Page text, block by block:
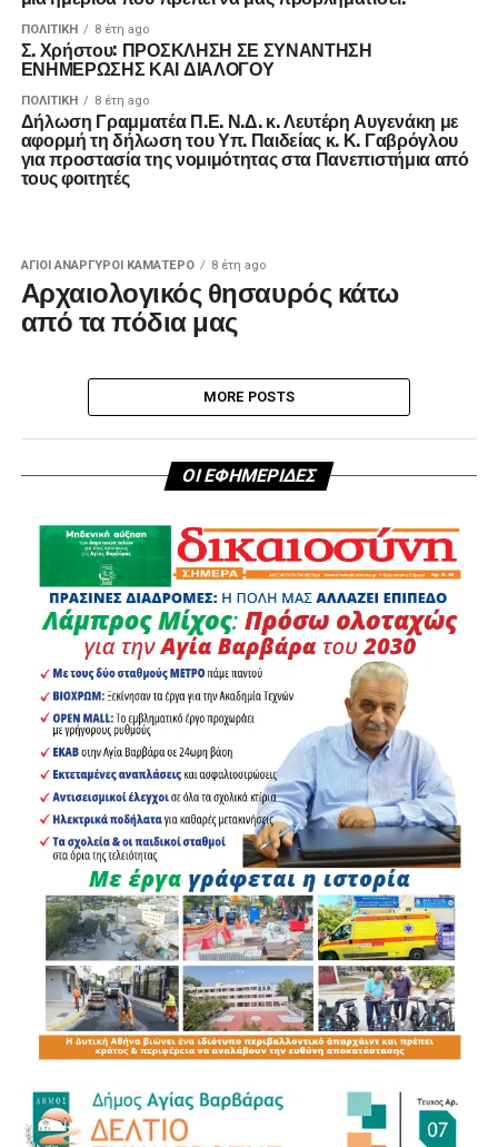
ΠΟΛΙΤΙΚΉ 8 έτη ago
Σ. Χρήστου: ΠΡΟΣΚΛΗΣΗ ΣΕ ΣΥΝΑΝΤΗΣΗ
ΕΝΗΜΕΡΩΣΗΣ ΚΑΙ ΔΙΑΛΟΓΟΥ
ΠΟΛΙΤΙΚΉ 8 έτη ago
Δήλωση Γραμματέα Π.Ε. Ν.Δ. κ. Λευτέρη Αυγενάκη με
αφορμή τη δήλωση του Υπ. Παιδείας κ. Κ. Γαβρόγλου
για προστασία της νομιμότητας στα Πανεπιστήμια από
τους φοιτητές
ΑΓΙΟΙ ΑΝΑΡΓΥΡΟΙ ΚΑΜΑΤΕΡΟ 8 έτη ago
Αρχαιολογικός θησαυρός κάτω
από τα πόδια μας
MORE POSTS
ΟΙ ΕΦΗΜΕΡΙΔΕΣ